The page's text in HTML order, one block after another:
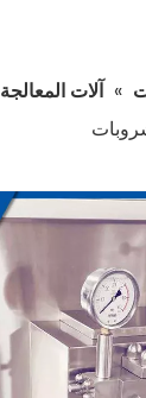
» آلات المعالجة